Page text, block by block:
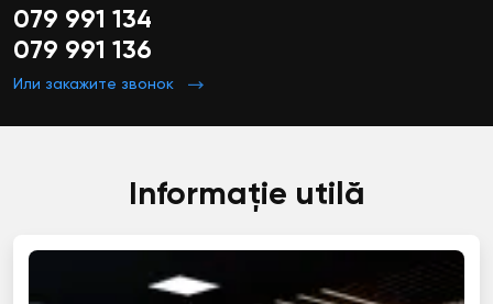
079 991 134
079 991 136
Или закажите звонок
Informație utilă